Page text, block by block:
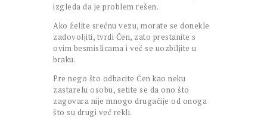
izgleda da je problem rešen.
Ako želite srećnu vezu, morate se donekle
zadovoljiti, tvrdi Čen, zato prestanite s
ovim besmislicama i već se uozbiljite u
braku.
Pre nego što odbacite Čen kao neku
zastarelu osobu, setite se da ono što
zagovara nije mnogo drugačije od onoga
što su drugi već rekli.